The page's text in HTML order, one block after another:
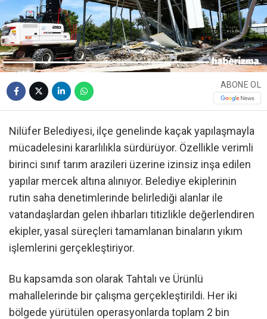
ABONE OL
Nilüfer Belediyesi, ilçe genelinde kaçak yapılaşmayla
mücadelesini kararlılıkla sürdürüyor. Özellikle verimli
birinci sınıf tarım arazileri üzerine izinsiz inşa edilen
yapılar mercek altına alınıyor. Belediye ekiplerinin
rutin saha denetimlerinde belirlediği alanlar ile
vatandaşlardan gelen ihbarları titizlikle değerlendiren
ekipler, yasal süreçleri tamamlanan binaların yıkım
işlemlerini gerçekleştiriyor.
Bu kapsamda son olarak Tahtalı ve Ürünlü
mahallelerinde bir çalışma gerçekleştirildi. Her iki
bölgede yürütülen operasyonlarda toplam 2 bin